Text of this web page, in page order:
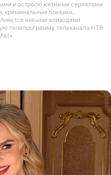
и остросюжетными сериалами
криминальные боевики,
новыми эпизодами
телепрограмму телеканала НТВ